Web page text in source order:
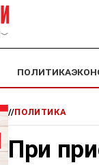
﹀
ПОЛИТИКА
//ПОЛИТИКА
При